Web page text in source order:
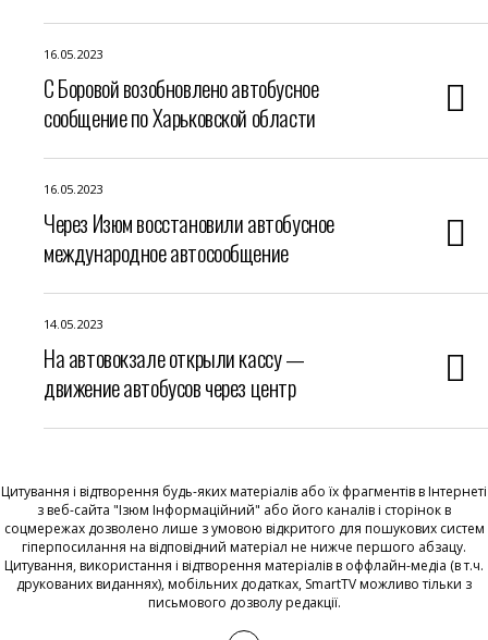
16.05.2023
С Боровой возобновлено автобусное
сообщение по Харьковской области
16.05.2023
Через Изюм восстановили автобусное
международное автосообщение
14.05.2023
На автовокзале открыли кассу —
движение автобусов через центр
Цитування і відтворення будь-яких матеріалів або їх фрагментів в Інтернеті
з веб-сайта "Ізюм Інформаційний" або його каналів і сторінок в
соцмережах дозволено лише з умовою відкритого для пошукових систем
гіперпосилання на відповідний матеріал не нижче першого абзацу.
Цитування, використання і відтворення матеріалів в оффлайн-медіа (в т.ч.
друкованих виданнях), мобільних додатках, SmartTV можливо тільки з
письмового дозволу редакції.